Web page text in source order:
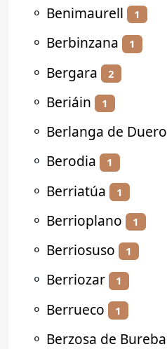
⚬ Benimaurell 1
⚬ Berbinzana 1
⚬ Bergara 2
⚬ Beriáin 1
⚬ Berlanga de Duero
⚬ Berodia 1
⚬ Berriatúa 1
⚬ Berrioplano 1
⚬ Berriosuso 1
⚬ Berriozar 1
⚬ Berrueco 1
⚬ Berzosa de Bureba